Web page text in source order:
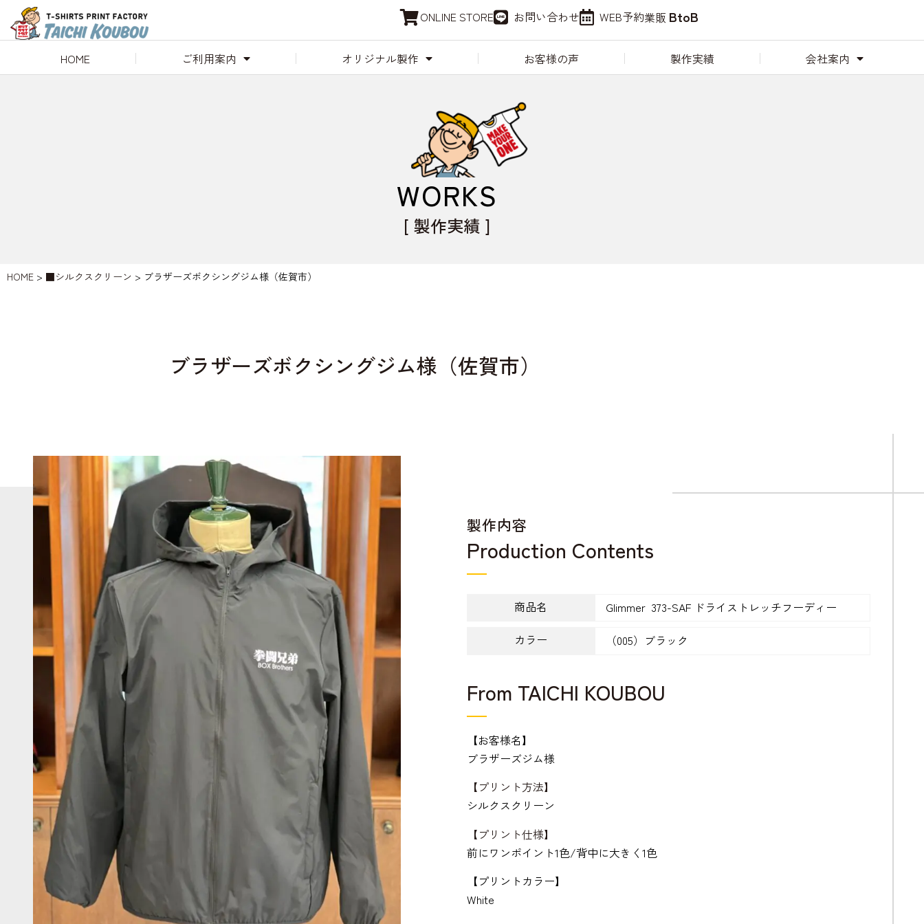
ONLINE STORE お問い合わせ WEB予約業販 BtoB
HOME ご利用案内 オリジナル製作 お客様の声 製作実績 会社案内
WORKS
[ 製作実績 ]
HOME > ■シルクスクリーン > ブラザーズボクシングジム様（佐賀市）
ブラザーズボクシングジム様（佐賀市）
製作内容
Production Contents
商品名
Glimmer 373-SAF ドライストレッチフーディー
カラー
（005）ブラック
From TAICHI KOUBOU
【お客様名】
ブラザーズジム様
【プリント方法】
シルクスクリーン
【プリント仕様】
前にワンポイント1色/背中に大きく1色
【プリントカラー】
White